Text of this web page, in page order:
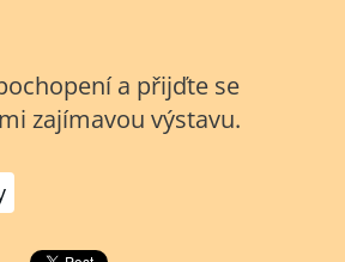
a přijďte se
zajímavou výstavu.